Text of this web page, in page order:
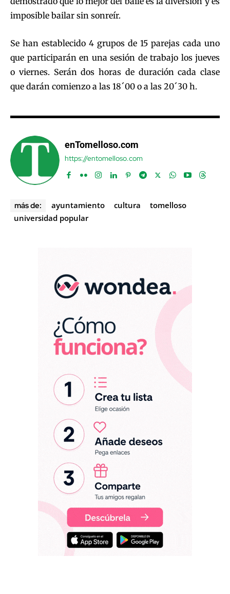
imposible bailar sin sonreír.
Se han establecido 4 grupos de 15 parejas cada uno
que participarán en una sesión de trabajo los jueves
o viernes. Serán dos horas de duración cada clase
que darán comienzo a las 18´00 o a las 20´30 h.
enTomelloso.com
https://entomelloso.com
más de: ayuntamiento cultura
tomelloso
universidad popular